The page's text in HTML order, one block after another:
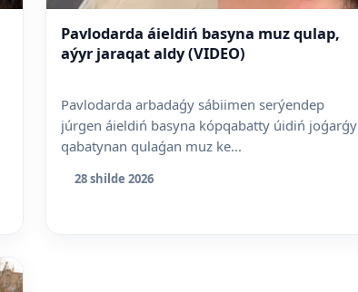
Pavlodarda áieldiń basyna muz qulap,
aýyr jaraqat aldy (VIDEO)
Pavlodarda arbadaǵy sábiimen serýendep
júrgen áieldiń basyna kópqabatty úidiń joǵarǵy
qabatynan qulaǵan muz ke...
28 shilde 2026